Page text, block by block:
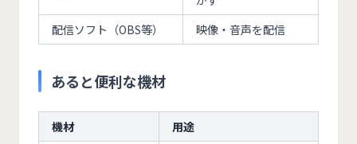
配信ソフト（OBS等）
映像・音声を配信
あると便利な機材
機材
用途